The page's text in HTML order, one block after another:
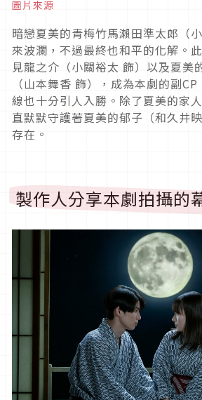
圖片來源
暗戀夏美的青梅竹馬瀨田準太郎（
來波瀾，不過最終也和平的化解。
見龍之介（小關裕太 飾）以及夏美
（山本舞香 飾），成為本劇的副CP
線也十分引人入勝。除了夏美的家
直默默守護著夏美的郁子（和久井
存在。
製作人分享本劇拍攝的